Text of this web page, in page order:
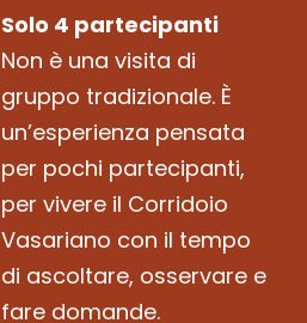
Solo 4 partecipanti
Non è una visita di
gruppo tradizionale. È
un’esperienza pensata
per pochi partecipanti,
per vivere il Corridoio
Vasariano con il tempo
di ascoltare, osservare e
fare domande.